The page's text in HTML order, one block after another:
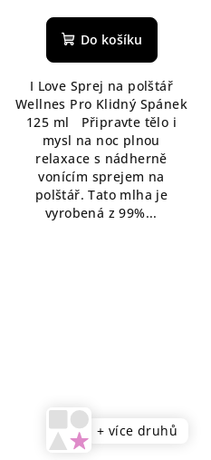
Do košíku
I Love Sprej na polštář
Wellnes Pro Klidný Spánek
125 ml Připravte tělo i
mysl na noc plnou
relaxace s nádherně
vonícím sprejem na
polštář. Tato mlha je
vyrobená z 99%...
+ více druhů